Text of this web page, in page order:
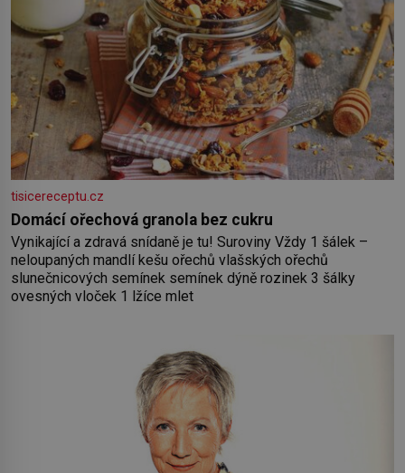
tisicereceptu.cz
Domácí ořechová granola bez cukru
Vynikající a zdravá snídaně je tu! Suroviny Vždy 1 šálek –
neloupaných mandlí kešu ořechů vlašských ořechů
slunečnicových semínek semínek dýně rozinek 3 šálky
ovesných vloček 1 lžíce mlet